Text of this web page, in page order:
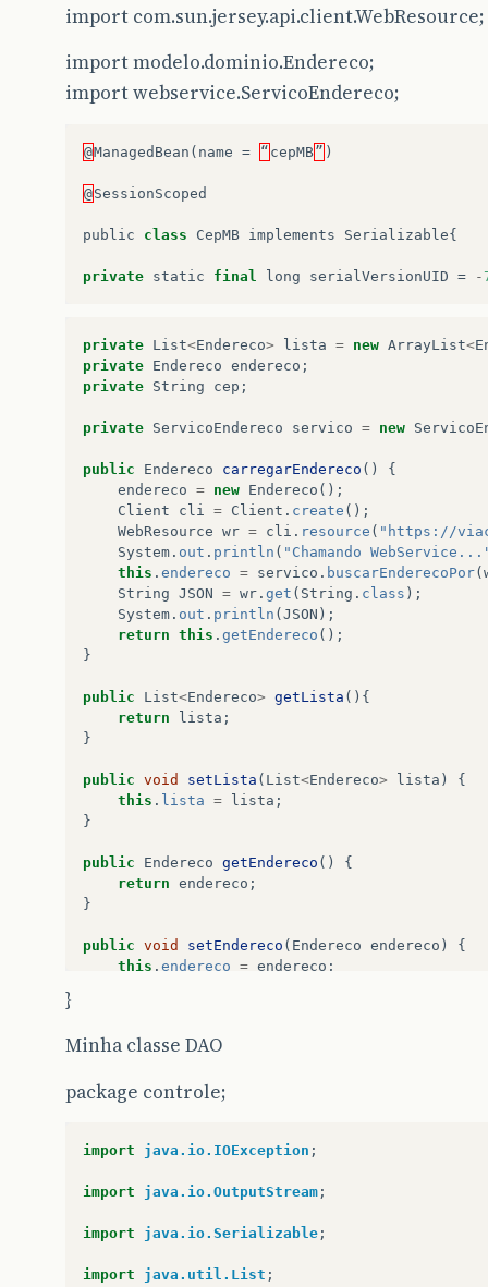
public String getCep() {
}
public void setCep(String cep) {
}
public String getLogradouro
logradouro
public void setLogradouro String logradouro
logradouro
public String getComplemento () {
return complemento ;
}
public void setComplemento ( String complemento)
}
public String getBairro () {
return
bairro ;
public void setBairro (String bairro)
{
this.bairro = bairro ;
return localidade
this .localidade = localidade;
return
uf;
this .uf = uf;
public Integer getNumero
return numero
}
@Override
return
new ToStringBuilder
. append( "uf"
import com.sun.jersey.api.client.WebResource;
import modelo.dominio.Endereco;
import webservice.ServicoEndereco;
@ManagedBean ( name = “ cepMB” )
@SessionScoped
public class CepMB implements Serializable{
private static final long serialVersionUID = -
private List<Endereco> lista = new ArrayList<
private Endereco endereco ;
private String cep ;
private ServicoEndereco servico = new
public Endereco carregarEndereco ()
{
endereco = new Endereco ();
Client
cli = Client . create ();
WebResource wr = cli . resource ( "https://
System . out . println ( "Chamando
this . endereco = servico . buscarEnderecoPor(
String JSON = wr . get ( String . class );
System . out . println ( JSON );
return this . getEndereco ();
}
public List<Endereco> getLista (){
return
lista ;
}
public void setLista ( List<Endereco> lista )
{
this . lista = lista ;
}
public Endereco getEndereco ()
{
return endereco ;
}
public void setEndereco ( Endereco endereco )
{
this . endereco = endereco ;
return cep;
}
public void limpar() {
}
}
Minha classe DAO
package controle;
import java.io.IOException ;
import java.io.OutputStream ;
import java.io.Serializable ;
import java.util.List ;